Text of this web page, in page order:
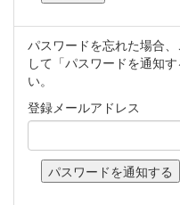
パスワードを忘れた場合
して「パスワードを通知
い。
登録メールアドレス